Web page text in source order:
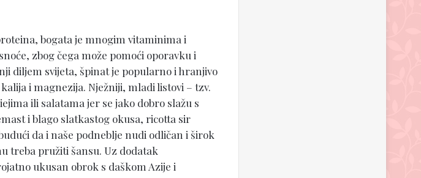
bogata je mnogim vitaminima i
zbog čega može pomoći oporavku i
diljem svijeta, špinat je popularno i hranjivo
i magnezija. Nježniji, mladi listovi – tzv.
ili salatama jer se jako dobro slažu s
i blago slatkastog okusa, ricotta sir
da i naše podneblje nudi odličan i širok
treba pružiti šansu. Uz dodatak
ukusan obrok s daškom Azije i